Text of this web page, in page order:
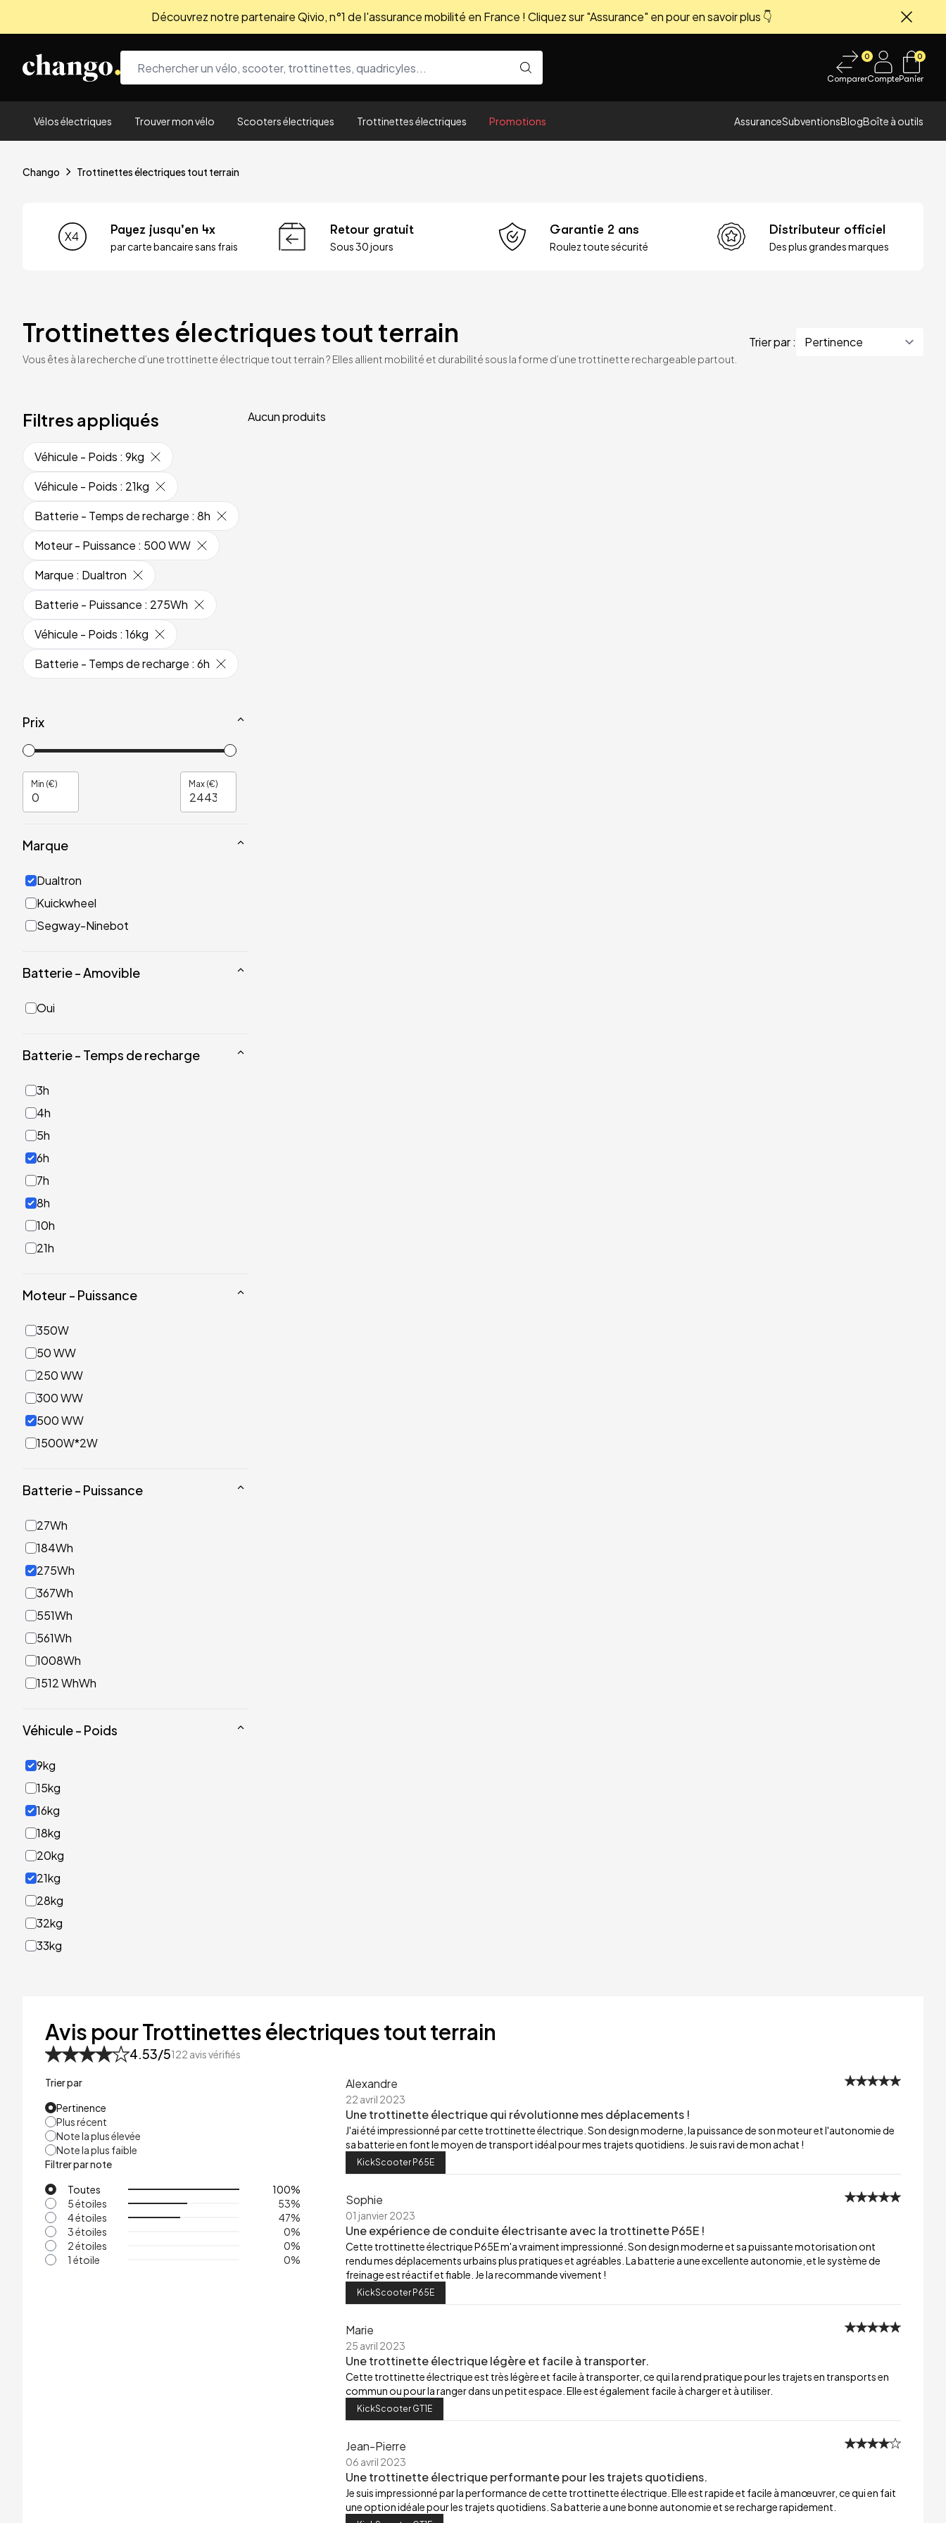
Découvrez notre partenaire Qivio, n°1 de l'assurance mobilité en France ! Cliquez sur "Assurance" en pour en savoir plus 👇
0
ComparerCompte
0
Panier
Vélos électriques Trouver mon vélo Scooters électriques Trottinettes électriques Promotions AssuranceSubventionsBlogBoîte à outils
Chango Trottinettes électriques tout terrain
Payez jusqu'en 4x
par carte bancaire sans frais
Retour gratuit
Sous 30 jours
Garantie 2 ans
Roulez toute sécurité
Distributeur officiel
Des plus grandes marques
Trottinettes électriques tout terrain
Vous êtes à la recherche d’une trottinette électrique tout terrain ? Elles allient mobilité et durabilité sous la forme d’une trottinette rechargeable partout.
Trier par :
Filtres appliqués
Véhicule - Poids : 9kg
Véhicule - Poids : 21kg
Batterie - Temps de recharge : 8h
Moteur - Puissance : 500 WW
Marque : Dualtron
Batterie - Puissance : 275Wh
Véhicule - Poids : 16kg
Batterie - Temps de recharge : 6h
Prix
Min (€) Max (€)
Marque
Dualtron
Kuickwheel
Segway-Ninebot
Batterie - Amovible
Oui
Batterie - Temps de recharge
3h
4h
5h
6h
7h
8h
10h
21h
Moteur - Puissance
350W
50 WW
250 WW
300 WW
500 WW
1500W*2W
Batterie - Puissance
27Wh
184Wh
275Wh
367Wh
551Wh
561Wh
1008Wh
1512 WhWh
Véhicule - Poids
9kg
15kg
16kg
18kg
20kg
21kg
28kg
32kg
33kg
53kg
Aucun produits
Avis pour Trottinettes électriques tout terrain
4.53/5122 avis vérifiés
Trier par
Pertinence
Plus récent
Note la plus élevée
Note la plus faible
Filtrer par note
Toutes
100%
5 étoiles
53%
4 étoiles
47%
3 étoiles
0%
2 étoiles
0%
1 étoile
0%
Alexandre
22 avril 2023
Une trottinette électrique qui révolutionne mes déplacements !
J'ai été impressionné par cette trottinette électrique. Son design moderne, la puissance de son moteur et l'autonomie de
sa batterie en font le moyen de transport idéal pour mes trajets quotidiens. Je suis ravi de mon achat !
KickScooter P65E
Sophie
01 janvier 2023
Une expérience de conduite électrisante avec la trottinette P65E !
Cette trottinette électrique P65E m'a vraiment impressionné. Son design moderne et sa puissante motorisation ont
rendu mes déplacements urbains plus pratiques et agréables. La batterie a une excellente autonomie, et le système de
freinage est réactif et fiable. Je la recommande vivement !
KickScooter P65E
Marie
25 avril 2023
Une trottinette électrique légère et facile à transporter.
Cette trottinette électrique est très légère et facile à transporter, ce qui la rend pratique pour les trajets en transports en
commun ou pour la ranger dans un petit espace. Elle est également facile à charger et à utiliser.
KickScooter GT1E
Jean-Pierre
06 avril 2023
Une trottinette électrique performante pour les trajets quotidiens.
Je suis impressionné par la performance de cette trottinette électrique. Elle est rapide et facile à manœuvrer, ce qui en fait
une option idéale pour les trajets quotidiens. Sa batterie a une bonne autonomie et se recharge rapidement.